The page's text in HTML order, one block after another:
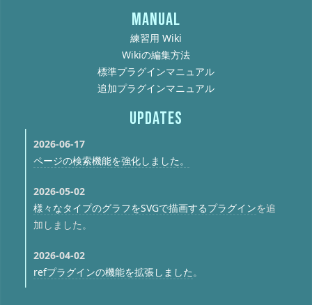
MANUAL
練習用 Wiki
Wikiの編集方法
標準プラグインマニュアル
追加プラグインマニュアル
UPDATES
2026-06-17
ページの検索機能を強化しました。
2026-05-02
様々なタイプのグラフをSVGで描画するプラグインを追
加しました。
2026-04-02
refプラグインの機能を拡張しました。